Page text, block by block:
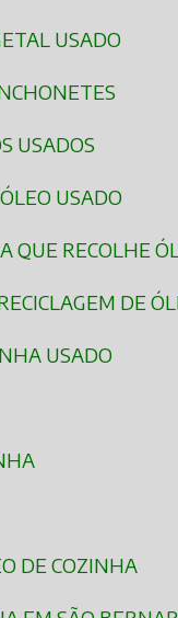
USADO
USADOS
USADO
QUE RECOLHE
DE
USADO
DE COZINHA